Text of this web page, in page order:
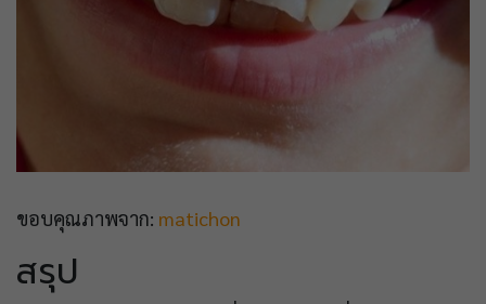
ขอบคุณภาพจาก: matichon
สรุป